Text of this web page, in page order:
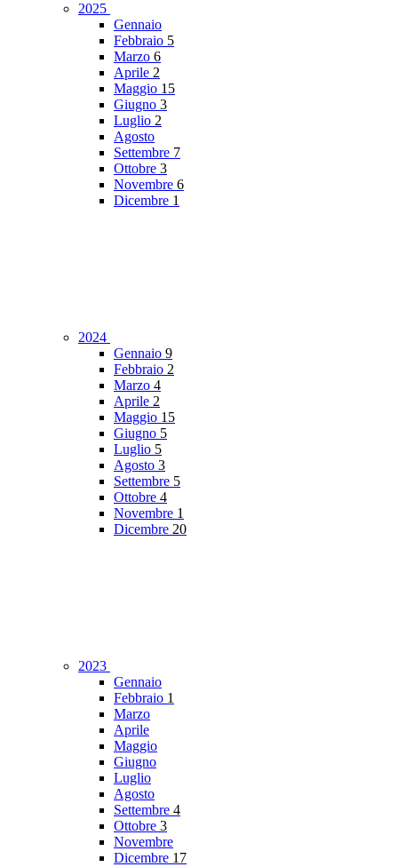
2025
Gennaio
Febbraio 5
Marzo 6
Aprile 2
Maggio 15
Giugno 3
Luglio 2
Agosto
Settembre 7
Ottobre 3
Novembre 6
Dicembre 1
2024
Gennaio 9
Febbraio 2
Marzo 4
Aprile 2
Maggio 15
Giugno 5
Luglio 5
Agosto 3
Settembre 5
Ottobre 4
Novembre 1
Dicembre 20
2023
Gennaio
Febbraio 1
Marzo
Aprile
Maggio
Giugno
Luglio
Agosto
Settembre 4
Ottobre 3
Novembre
Dicembre 17